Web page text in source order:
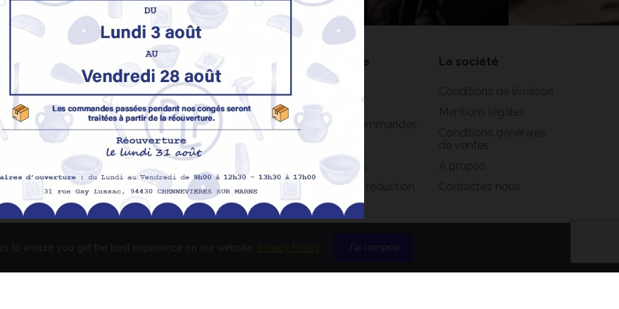
Nos produits
Promotions
Nouveaux produits
Meilleures ventes
Mon compte
personnelles
Historique commandes
Avoirs
Mes bons de réduction
La société
to ensure you get the best experience on our website. Privacy Policy J'ai compris!